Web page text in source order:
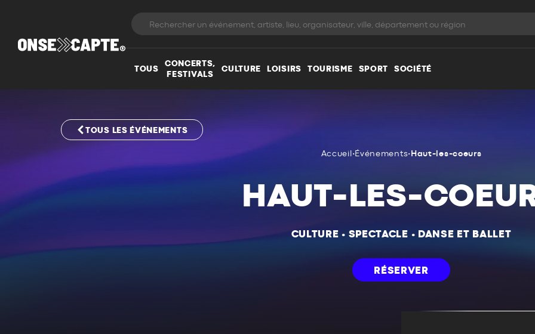
TOUS
CONCERTS,
FESTIVALS
CULTURE LOISIRS TOURISME SPORT SOCIÉTÉ
TOUS LES ÉVÉNEMENTS
Accueil •Événements• Haut-les-coeurs
HAUT-LES-
CULTURE • SPECTACLE • DANSE ET BALLET
RÉSERVER